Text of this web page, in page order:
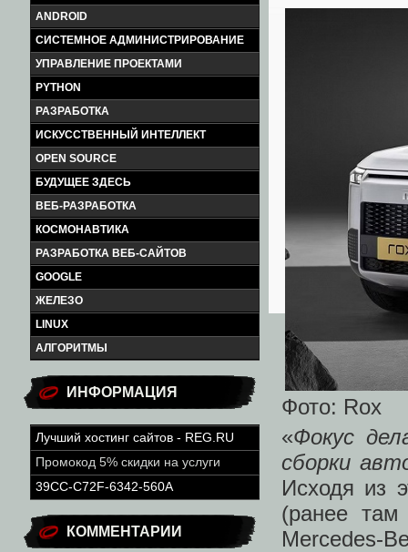
ANDROID
СИСТЕМНОЕ АДМИНИСТРИРОВАНИЕ
УПРАВЛЕНИЕ ПРОЕКТАМИ
PYTHON
РАЗРАБОТКА
ИСКУССТВЕННЫЙ ИНТЕЛЛЕКТ
OPEN SOURCE
БУДУЩЕЕ ЗДЕСЬ
ВЕБ-РАЗРАБОТКА
КОСМОНАВТИКА
РАЗРАБОТКА ВЕБ-САЙТОВ
GOOGLE
ЖЕЛЕЗО
LINUX
АЛГОРИТМЫ
ИНФОРМАЦИЯ
Лучший хостинг сайтов - REG.RU
Промокод 5% скидки на услуги
39CC-C72F-6342-560A
КОММЕНТАРИИ
Фото: Rox
«Фокус
сборки
Исходя из
(ранее
Mercedes-